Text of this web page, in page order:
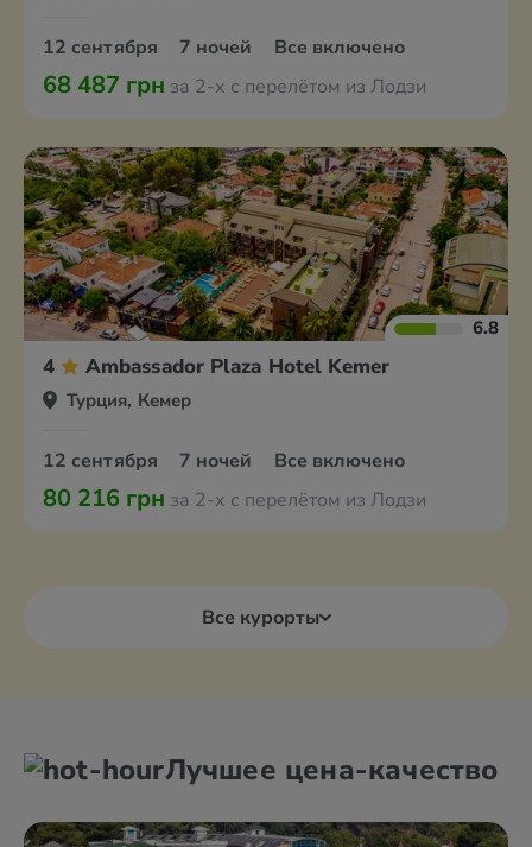
12 сентября 7 ночей Все включено
68 487 грн за 2-х с перелётом из Лодзи
6.8
4 Ambassador Plaza Hotel Kemer
Турция, Кемер
12 сентября 7 ночей Все включено
80 216 грн за 2-х с перелётом из Лодзи
Все курорты
Лучшее цена-качество